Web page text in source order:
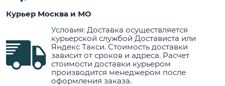
Курьер Москва и МО
Условия: Доставка осуществляется
курьерской службой Достависта или
Яндекс Такси. Стоимость доставки
зависит от сроков и адреса. Расчет
стоимости доставки курьером
производится менеджером после
оформления заказа.